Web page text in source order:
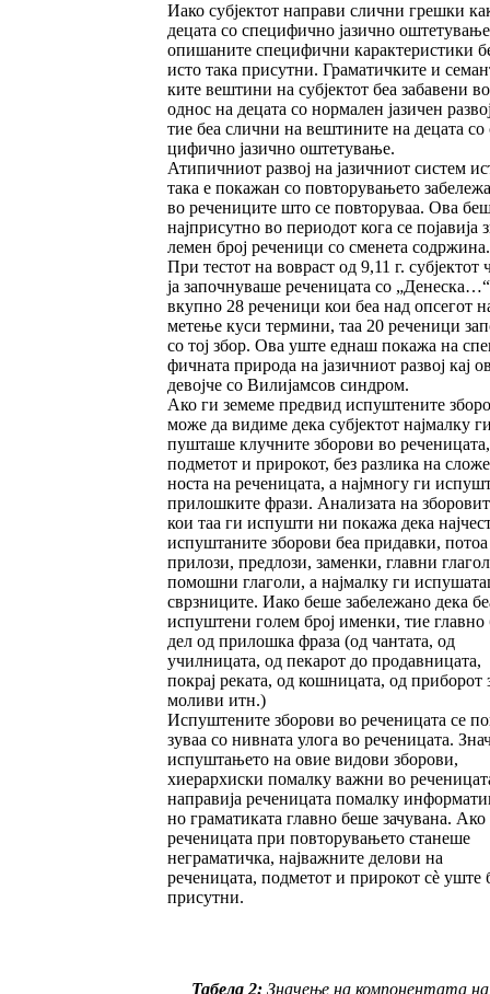
Иако субјек­тот направи слични грешки
децата со специфично јазично
опи­ша­ните спе­цифични карактеристики
исто така при­­сутни. Граматичките и
ките веш­ти­ни на субјектот беа забавени во
однос на де­ца­та со нормален јазичен
тие беа слични на вештините на децата
ци­фично јазично оштетување.
Атипичниот развој на јазичниот систем
така е покажан со повторувањето
во речениците што се повторуваа. Ова
нај­присутно во периодот кога се појавија
ле­мен број реченици со сменета содржина.
При тес­тот на вовраст од 9,11 г. субјектот
ја започнуваше реченицата со
вкуп­­но 28 реченици кои беа над опсегот
ме­­тење куси термини, таа 20 реченици
со тој збор. Ова уште еднаш покажа на
фичната природа на ја­зичниот развој кај
девојче со Вилијам­сов синдром.
Ако ги земеме предвид испуштените
мо­­же да видиме дека субјектот најмалку
пушташе клучните зборови во реченицата,
под­ме­тот и прирокот, без разлика на
носта на реченицата, а најмногу ги
прилош­ки­те фрази. Анализата на
кои таа ги испушти ни покажа дека
ис­пу­штаните зборови беа придавки, потоа
прилози, пред­ло­зи, заменки, главни
помошни глаголи, а најмалку ги
сврзниците. Иако бе­ше забележано дека
испуштени го­лем број именки, тие главно
дел од прилош­ка фраза (од чантата, од
училницата, од пекарот до про­давницата,
покрај реката, од кошницата, од при­борот
моливи итн.)
Испуштените зборови во реченицата се
зу­ваа со нивната улога во реченицата.
ис­пуш­тањето на овие видови зборови,
хиерархис­ки помалку важни во
направија реченицата помалку
но грама­ти­­ката главно беше зачувана. Ако
реченицата при повторувањето станеше
неграматичка, нај­важ­ните делови на
реченицата, подметот и при­рокот сè уште
присутни.
Табела 2: Значење на компонентата на